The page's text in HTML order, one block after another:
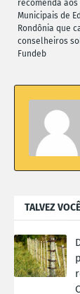
recomenda aos
Municipais de
Rondônia que
conselheiros
Fundeb
TALVEZ